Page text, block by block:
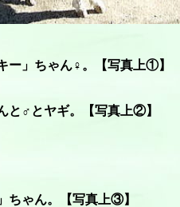
ー」ちゃん♀。【写真上①】
と♂とヤギ。【写真上②】
ちゃん。【写真上③】